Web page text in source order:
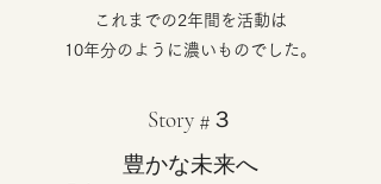
これまでの2年間を活動は
10年分のように濃いものでした。
Story #３
豊かな未来へ